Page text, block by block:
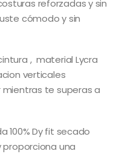
reforzadas y sin
cómodo y sin
, material Lycra
verticales
te superas a
100% Dy fit secado
proporciona una